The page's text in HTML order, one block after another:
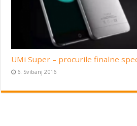
UMi Super – procurile finalne
6. Svibanj 2016